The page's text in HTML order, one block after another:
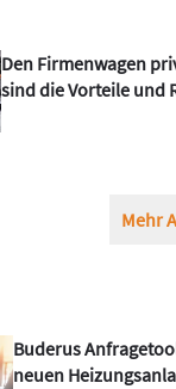
Den Firmenwagen
sind die Vorteile und
Mehr
Buderus
neuen